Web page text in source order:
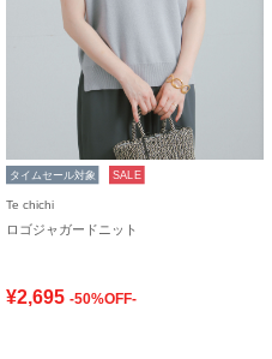
タイムセール対象 SALE
Te chichi
ロゴジャガードニット
¥2,695 -50%OFF-